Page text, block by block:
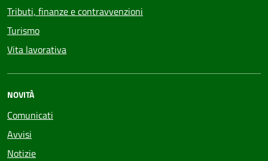
Tributi, finanze e contravvenzioni
Turismo
Vita lavorativa
NOVITÀ
Comunicati
Avvisi
Notizie